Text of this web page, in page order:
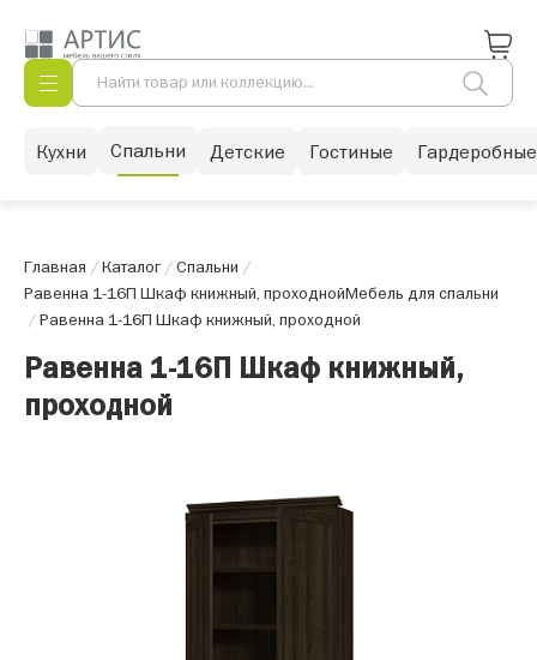
Кухни Спальни Детские Гостиные Гардеробные
Главная /Каталог/Спальни /
Равенна 1-16П Шкаф книжный, проходнойМебель для спальни
/Равенна 1-16П Шкаф книжный, проходной
Равенна 1-16П Шкаф книжный,
проходной